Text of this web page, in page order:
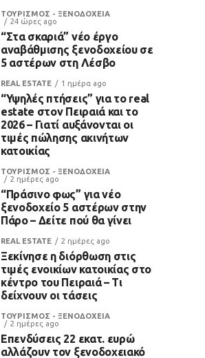
ΤΟΥΡΙΣΜΟΣ - ΞΕΝΟΔΟΧΕΙΑ
24 ώρες ago
“Στα σκαριά” νέο έργο
αναβάθμισης ξενοδοχείου σε
5 αστέρων στη Λέσβο
REAL ESTATE 1 ημέρα ago
“Υψηλές πτήσεις” για το real
estate στον Πειραιά και το
2026 – Γιατί αυξάνονται οι
τιμές πώλησης ακινήτων
κατοικίας
ΤΟΥΡΙΣΜΟΣ - ΞΕΝΟΔΟΧΕΙΑ
2 ημέρες ago
“Πράσινο φως” για νέο
ξενοδοχείο 5 αστέρων στην
Πάρο – Δείτε πού θα γίνει
REAL ESTATE 2 ημέρες ago
Ξεκίνησε η διόρθωση στις
τιμές ενοικίων κατοικίας στο
κέντρο του Πειραιά – Τι
δείχνουν οι τάσεις
ΤΟΥΡΙΣΜΟΣ - ΞΕΝΟΔΟΧΕΙΑ
2 ημέρες ago
Επενδύσεις 22 εκατ. ευρώ
αλλάζουν τον ξενοδοχειακό